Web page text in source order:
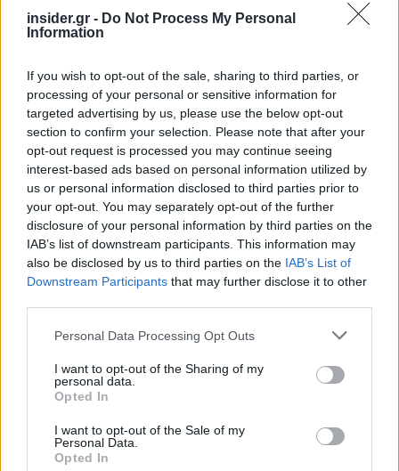
insider.gr - Do Not Process My Personal
Information
If you wish to opt-out of the sale, sharing to third parties, or
processing of your personal or sensitive information for
targeted advertising by us, please use the below opt-out
section to confirm your selection. Please note that after your
opt-out request is processed you may continue seeing
interest-based ads based on personal information utilized by
us or personal information disclosed to third parties prior to
your opt-out. You may separately opt-out of the further
disclosure of your personal information by third parties on the
IAB’s list of downstream participants. This information may
also be disclosed by us to third parties on the IAB’s List of
Downstream Participants that may further disclose it to other
Please note that this website/app uses one or more Google
not limited to your visit or usage behaviour. You may click to
grant or deny consent to Google and its third-party tags to
use your data for below specified purposes in below Google
consent section.
Personal Data Processing Opt Outs
I want to opt-out of the Sharing of my
personal data.
Opted In
I want to opt-out of the Sale of my
Personal Data.
Opted In
ΔΕΗ έδωσε έμφαση στην ανθεκτικότητα και στην
προσέλκυση πελατών με μεγαλύτερη αξία για τον
ομιλο, σε μια περίοδο όπου ο ανταγωνισμός
εντείνεται τόσο στην Ελλάδα όσο και στη
Ρουμανία.
Όπως ανέφερε ο κ. Στάσσης, η ελληνική αγορά
έχει πλέον ωριμάσει σημαντικά καιη στρατηγική
της ΔΕΗ δεν επικεντρώνεται πλέον
αποκλειστικά στη διατήρηση μεριδίων «με
κάθε κόστος», αλλά στη διαμόρφωση ενός
πελατολογίου που θα δημιουργεί υψηλότερη
πλαίσιο αυτό, η εμπορική πολιτική του ομίλου
προσαρμόζεται, ακόμη κι αν αυτό σημαίνει
κερδοφορία και ποιότητα πελατών.